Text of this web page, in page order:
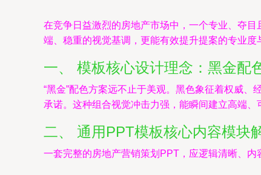
在竞争日益激烈的房地产市场中，一个专业、夺
端、稳重的视觉基调，更能有效提升提案的专业度
一、 模板核心设计理念：黑金配
“黑金”配色方案远不止于美观。黑色象征着权威
承诺。这种组合视觉冲击力强，能瞬间建立高端
二、 通用PPT模板核心内容模块
一套完整的房地产营销策划PPT，应逻辑清晰、内